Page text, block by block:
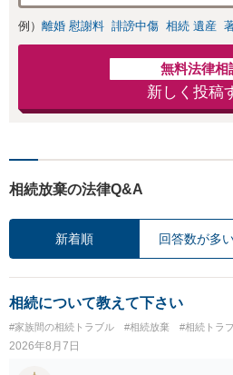
例） 離婚 慰謝料 誹謗中傷 相続 遺産
無料法律相
新しく投稿
相続放棄の法律Q&A
新着順 回答数が多
相続について教えて下さい
#家族間の相続トラブル #相続放棄 #相続トラ
2026年8月7日